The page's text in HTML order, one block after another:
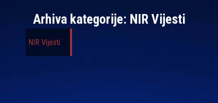
Arhiva kategorije: NIR Vijesti
NIR Vijesti